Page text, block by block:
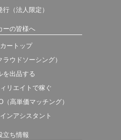
（法人限定）
ーの皆様へ
ートップ
ウドソーシング）
を出品する
リエイトで稼ぐ
高単価マッチング）
ンアシスタント
立ち情報